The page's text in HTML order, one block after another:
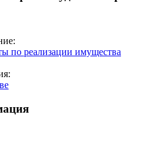
по реализации имущества